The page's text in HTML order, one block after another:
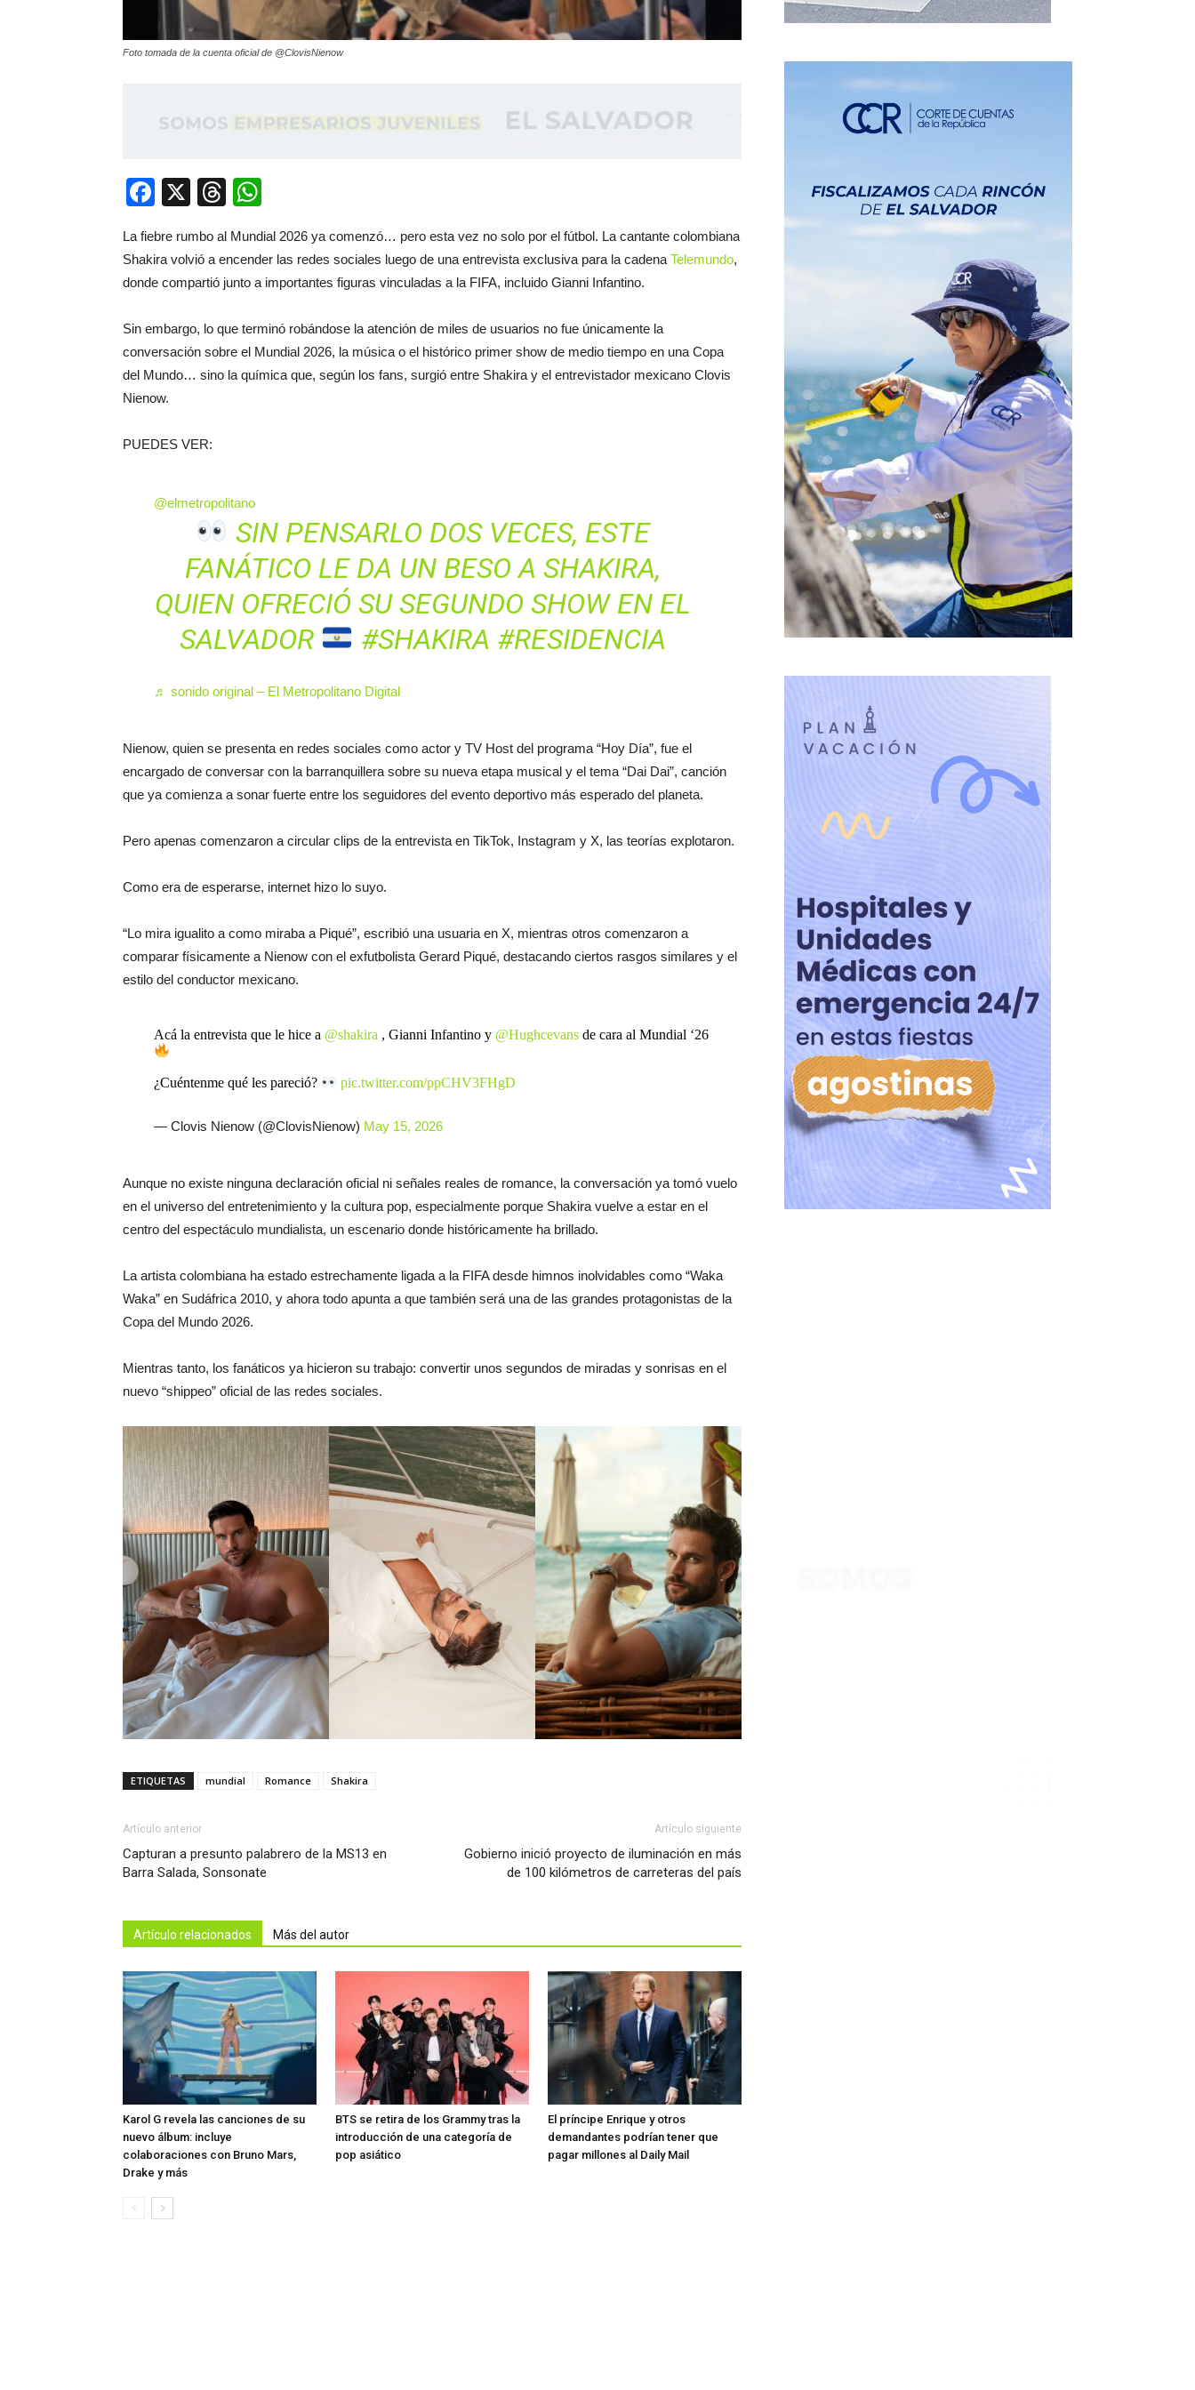
Foto tomada de la cuenta oficial de @ClovisNienow
Facebook
X Threads
La fiebre rumbo al Mundial 2026 ya comenzó… pero esta vez no solo por el fútbol. La cantante colombiana
Shakira volvió a encender las redes sociales luego de una entrevista exclusiva para la cadena Telemundo,
donde compartió junto a importantes figuras vinculadas a la FIFA, incluido Gianni Infantino.
Sin embargo, lo que terminó robándose la atención de miles de usuarios no fue únicamente la
conversación sobre el Mundial 2026, la música o el histórico primer show de medio tiempo en una Copa
del Mundo… sino la química que, según los fans, surgió entre Shakira y el entrevistador mexicano Clovis
Nienow.
PUEDES VER:
@elmetropolitano
SIN PENSARLO DOS VECES, ESTE
FANÁTICO LE DA UN BESO A SHAKIRA,
QUIEN OFRECIÓ SU SEGUNDO SHOW EN EL
SALVADOR
#SHAKIRA #RESIDENCIA
♬ sonido original – El Metropolitano Digital
Nienow, quien se presenta en redes sociales como actor y TV Host del programa “Hoy Día”, fue el
encargado de conversar con la barranquillera sobre su nueva etapa musical y el tema “Dai Dai”, canción
que ya comienza a sonar fuerte entre los seguidores del evento deportivo más esperado del planeta.
Pero apenas comenzaron a circular clips de la entrevista en TikTok, Instagram y X, las teorías explotaron.
Como era de esperarse, internet hizo lo suyo.
“Lo mira igualito a como miraba a Piqué”, escribió una usuaria en X, mientras otros comenzaron a
comparar físicamente a Nienow con el exfutbolista Gerard Piqué, destacando ciertos rasgos similares y el
estilo del conductor mexicano.
Acá la entrevista que le hice a @shakira , Gianni Infantino y @Hughcevansde cara al Mundial ‘26
¿Cuéntenme qué les pareció? pic.twitter.com/ppCHV3FHgD
— Clovis Nienow (@ClovisNienow) May 15, 2026
Aunque no existe ninguna declaración oficial ni señales reales de romance, la conversación ya tomó vuelo
en el universo del entretenimiento y la cultura pop, especialmente porque Shakira vuelve a estar en el
centro del espectáculo mundialista, un escenario donde históricamente ha brillado.
La artista colombiana ha estado estrechamente ligada a la FIFA desde himnos inolvidables como “Waka
Waka” en Sudáfrica 2010, y ahora todo apunta a que también será una de las grandes protagonistas de la
Copa del Mundo 2026.
Mientras tanto, los fanáticos ya hicieron su trabajo: convertir unos segundos de miradas y sonrisas en el
nuevo “shippeo” oficial de las redes sociales.
ETIQUETAS mundial Romance Shakira
Artículo anterior
Capturan a presunto palabrero de la MS13 en
Barra Salada, Sonsonate
Artículo siguiente
Gobierno inició proyecto de iluminación en más
de 100 kilómetros de carreteras del país
Artículo relacionados Más del autor
Karol G revela las canciones de su
nuevo álbum: incluye
colaboraciones con Bruno Mars,
Drake y más
BTS se retira de los Grammy tras la
introducción de una categoría de
pop asiático
El príncipe Enrique y otros
demandantes podrían tener que
pagar millones al Daily Mail